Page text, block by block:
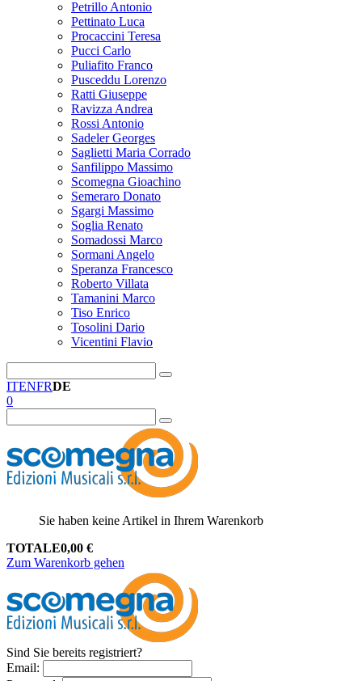
Petrillo Antonio
Pettinato Luca
Procaccini Teresa
Pucci Carlo
Puliafito Franco
Pusceddu Lorenzo
Ratti Giuseppe
Ravizza Andrea
Rossi Antonio
Sadeler Georges
Saglietti Maria Corrado
Sanfilippo Massimo
Scomegna Gioachino
Semeraro Donato
Sgargi Massimo
Soglia Renato
Somadossi Marco
Sormani Angelo
Speranza Francesco
Roberto Villata
Tamanini Marco
Tiso Enrico
Tosolini Dario
Vicentini Flavio
ITENFRDE
0
Sie haben keine Artikel in Ihrem Warenkorb
TOTALE0,00 €
Zum Warenkorb gehen
Sind Sie bereits registriert?
Email: